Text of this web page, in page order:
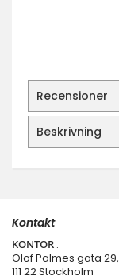
Recensioner
Beskrivning
Kontakt
KONTOR :
Olof Palmes gata 29,
111 22 Stockholm